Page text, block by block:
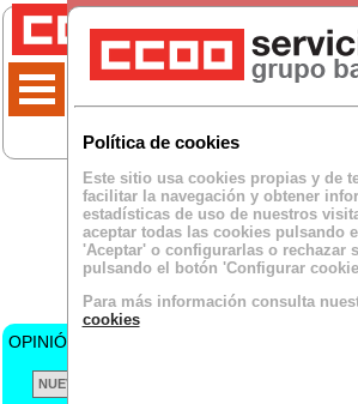
Política de cookies
Este sitio usa cookies propias y de
facilitar la navegación y obtener
estadísticas de uso de nuestros
aceptar todas las cookies pulsando
'Aceptar' o configurarlas o rechazar
pulsando el botón 'Configurar
Para más información consulta
cookies
OPINIÓN DE